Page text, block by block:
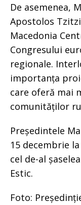
De asemenea,
Apostolos
Macedonia
Congresului
regionale.
importanța
care oferă mai
comunităților
Președintele
15 decembrie
cel de-al
Estic.
Foto: